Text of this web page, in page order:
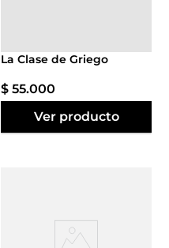
La Clase de Griego
$ 55.000
Ver producto